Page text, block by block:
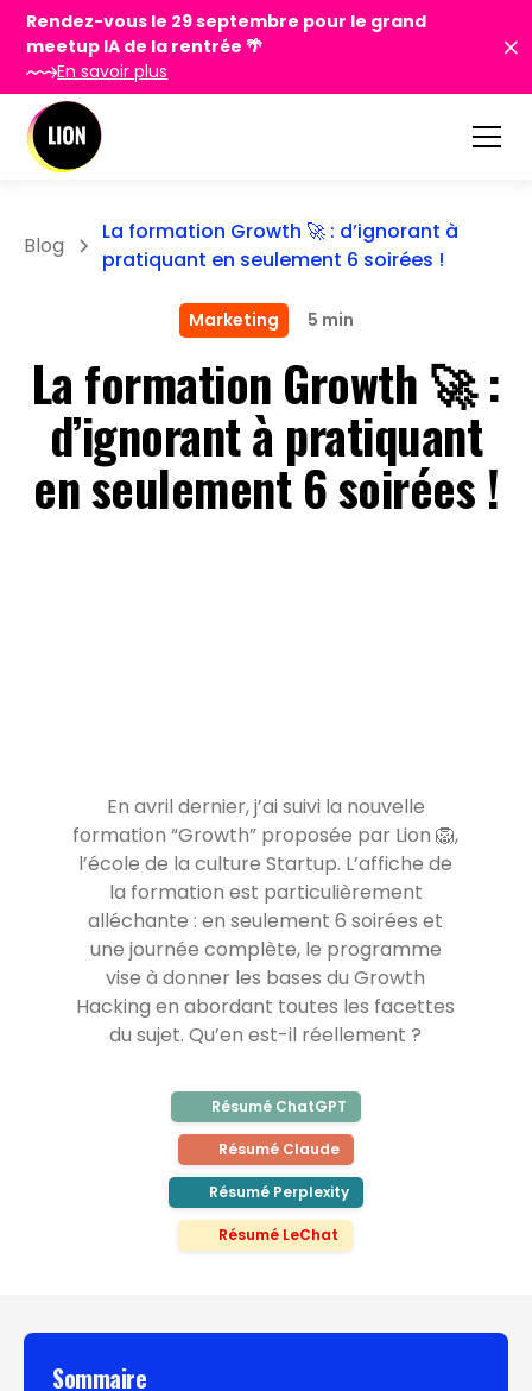
Rendez-vous le 29 septembre pour le grand
meetup IA de la rentrée 🌴
En savoir plus
Blog
La formation Growth 🚀 : d’ignorant à
pratiquant en seulement 6 soirées !
Marketing 5 min
La formation Growth 🚀 :
d’ignorant à pratiquant
en seulement 6 soirées !
En avril dernier, j’ai suivi la nouvelle
formation “Growth” proposée par Lion 🦁,
l’école de la culture Startup. L’affiche de
la formation est particulièrement
alléchante : en seulement 6 soirées et
une journée complète, le programme
vise à donner les bases du Growth
Hacking en abordant toutes les facettes
du sujet. Qu’en est-il réellement ?
Résumé ChatGPT
Résumé Claude
Résumé Perplexity
Résumé LeChat
Sommaire